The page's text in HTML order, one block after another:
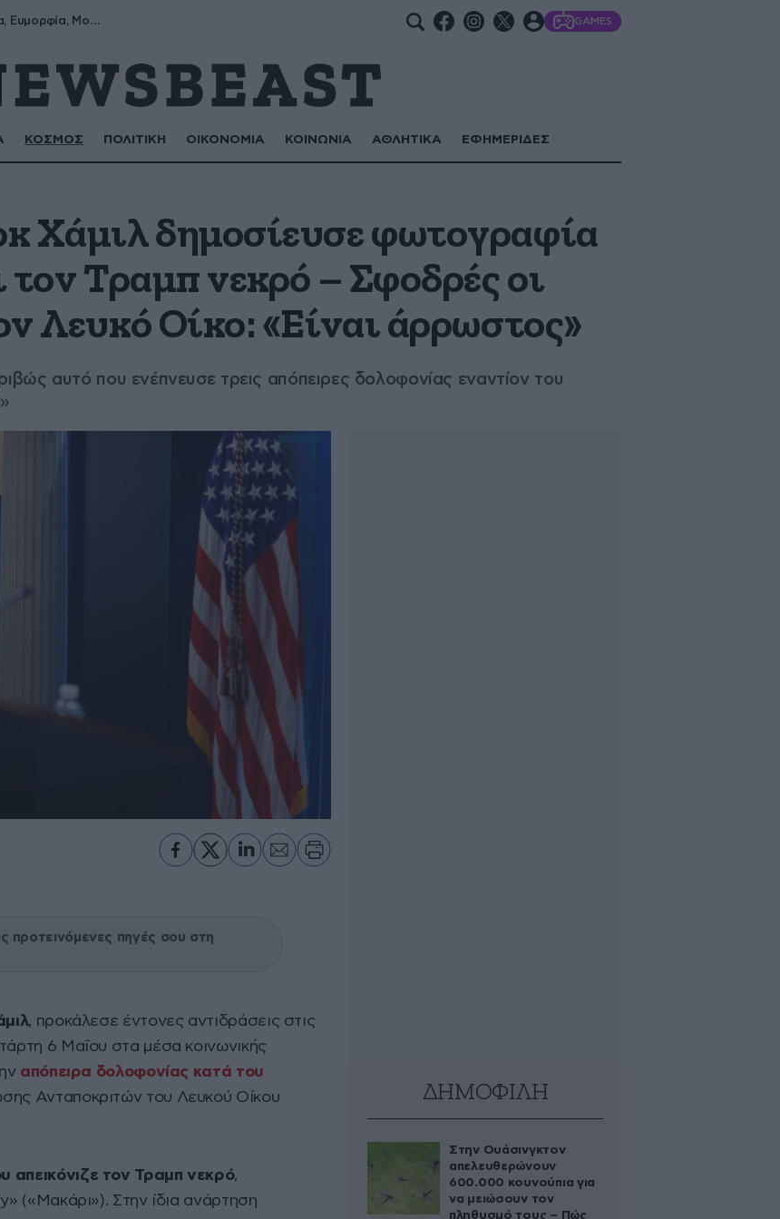
Σωτήρης, Σωτηρία, Ευμορφία, Μορφούλα GAMES
ΚΟΣΜΟΣ ΠΟΛΙΤΙΚΗ ΟΙΚΟΝΟΜΙΑ ΚΟΙΝΩΝΙΑ ΑΘΛΗΤΙΚΑ ΕΦΗΜΕΡΙΔΕΣ
Χάμιλ δημοσίευσε φωτογραφία
τον Τραμπ νεκρό – Σφοδρές οι
Λευκό Οίκο: «Είναι άρρωστος»
αυτό που ενέπνευσε τρεις απόπειρες δολοφονίας εναντίον του
προτεινόμενες πηγές σου στη
, προκάλεσε έντονες αντιδράσεις στις
6 Μαΐου στα μέσα κοινωνικής
απόπειρα δολοφονίας κατά του
Ανταποκριτών του Λευκού Οίκου
απεικόνιζε τον Τραμπ νεκρό,
(«Μακάρι»). Στην ίδια ανάρτηση
ΔΗΜΟΦΙΛΗ
Στην Ουάσινγκτον
απελευθερώνουν
600.000 κουνούπια για
να μειώσουν τον
πληθυσμό τους – Πώς